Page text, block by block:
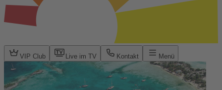
VIP Club Live im TV Kontakt Menü